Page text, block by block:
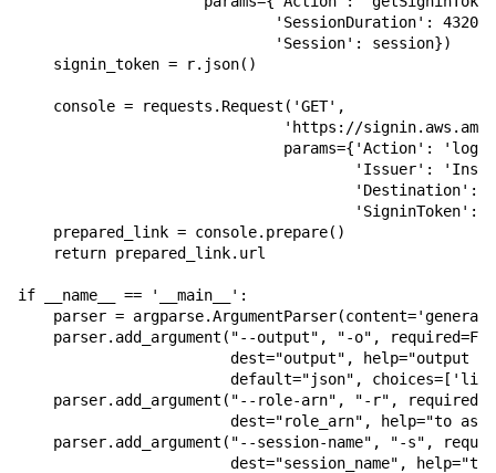
                             'SessionDuration': 43200,
                             'Session': session})
    signin_token = r.json()
    console = requests.Request('GET',
'https://
params={'Action':
'Issuer':
'Destination':
'SigninToken':
    prepared_link = console.prepare()
    return prepared_link.url
if __name__ == '__main__':
parser =
parser.add_argument("--output", "-o",
dest="output", help="output
default="json",
parser.add_argument("--role-arn", "-r",
dest="role_arn", help="to
parser.add_argument("--session-name", "-s",
dest="session_name", help="to